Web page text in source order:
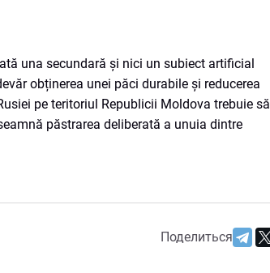
una secundară și nici un subiect artificial
obținerea unei păci durabile și reducerea
pe teritoriul Republicii Moldova trebuie să
păstrarea deliberată a unuia dintre
Поделиться